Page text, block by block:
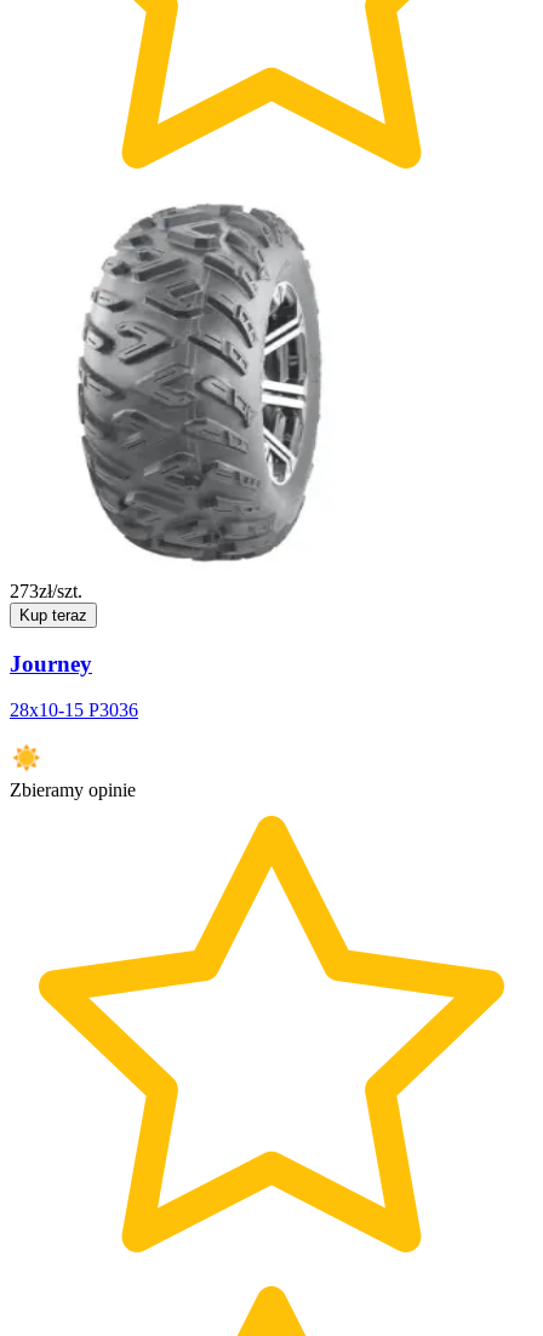
273zł/szt.
Kup teraz
Journey
28x10-15 P3036
Zbieramy opinie